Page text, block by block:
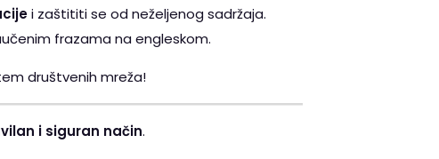
i zaštititi se od neželjenog sadržaja.
frazama na engleskom.
društvenih mreža!
i siguran način.